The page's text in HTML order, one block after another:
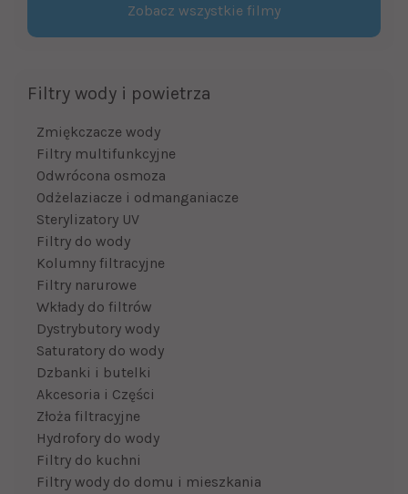
Zobacz wszystkie filmy
Filtry wody i powietrza
Zmiękczacze wody
Filtry multifunkcyjne
Odwrócona osmoza
Odżelaziacze i odmanganiacze
Sterylizatory UV
Filtry do wody
Kolumny filtracyjne
Filtry narurowe
Wkłady do filtrów
Dystrybutory wody
Saturatory do wody
Dzbanki i butelki
Akcesoria i Części
Złoża filtracyjne
Hydrofory do wody
Filtry do kuchni
Filtry wody do domu i mieszkania